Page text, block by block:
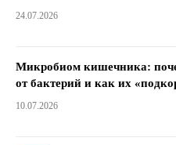
24.07.2026
Микробиом кишечника:
от бактерий и как их
10.07.2026